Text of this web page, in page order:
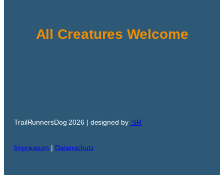
All Creatures Welcome
TrailRunnersDog 2026 | designed by SR
Impressum | Datenschutz